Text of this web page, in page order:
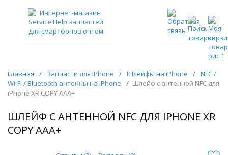
ЗАПЧАСТИ ДЛЯ ТЕЛЕФОНОВ ОПТОМ
Главная / Запчасти для iPhone / Шлейфы на iPhone / NFC /
Wi-Fi / Bluetooth антенны на iPhone
/ Шлейф с антенной NFC для
iPhone ХR COPY AAA+
ШЛЕЙФ С АНТЕННОЙ NFC ДЛЯ IPHONE ХR
COPY AAA+